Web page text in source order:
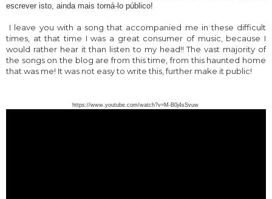
escrever isto, ainda mais torná-lo público!
I leave you with a song that accompanied me in these difficult
times, at that time I was a great consumer of music, because I
would rather hear it than listen to my head!! The vast majority of
the songs on the blog are from this time, from this haunted home
that was me! It was not easy to write this, further make it public!
https://www.youtube.com/watch?v=M-B0j4sSvuw